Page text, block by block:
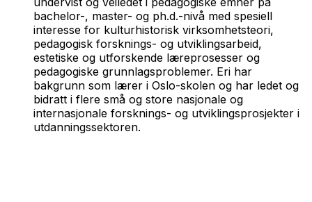
bachelor-, master- og ph.d.-nivå med spesiell
interesse for kulturhistorisk virksomhetsteori,
pedagogisk forsknings- og utviklingsarbeid,
estetiske og utforskende læreprosesser og
pedagogiske grunnlagsproblemer. Eri har
bakgrunn som lærer i Oslo-skolen og har ledet og
bidratt i flere små og store nasjonale og
internasjonale forsknings- og utviklingsprosjekter i
utdanningssektoren.